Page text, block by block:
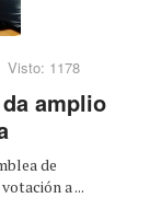
Visto: 1178
amplio
de
a ...